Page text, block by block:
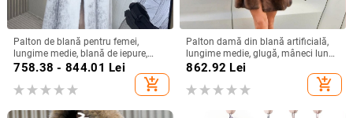
Palton de blană pentru femei,
lungime medie, blană de iepure,
rever mare, mâneci tip prințesă, fără
758.38 - 844.01 Lei
add_shopping_cart
Palton damă din blană artificială,
lungime medie, glugă, mâneci lungi,
stil elegant
862.92 Lei
add_shopping_cart